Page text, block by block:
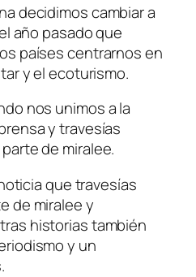
decidimos cambiar a
año pasado que
países centrarnos en
y el ecoturismo.
nos unimos a la
y travesías
de miralee.
que travesías
de miralee y
historias también
y un